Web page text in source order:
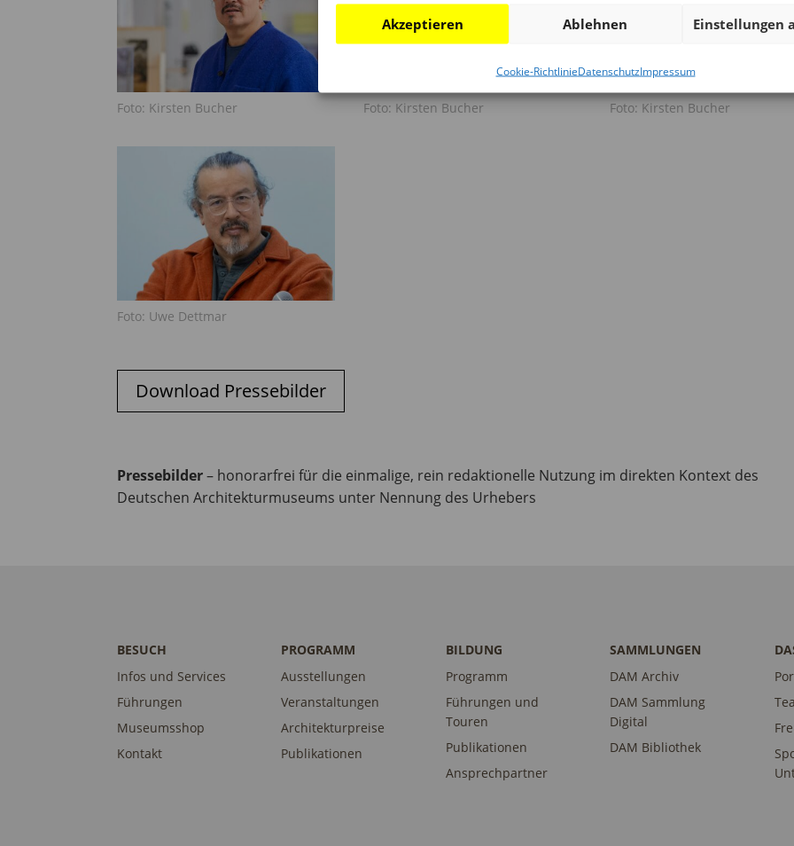
Akzeptieren Ablehnen Einstellungen
Cookie-RichtlinieDatenschutzImpressum
Foto: Kirsten Bucher Foto: Kirsten Bucher Foto: Kirsten Bucher
Foto: Uwe Dettmar
Download Pressebilder
Pressebilder– honorarfrei für die einmalige, rein redaktionelle Nutzung im direkten Kontext des
Deutschen Architekturmuseums unter Nennung des Urhebers
BESUCH
Infos und Services
Führungen
Museumsshop
Kontakt
PROGRAMM
Ausstellungen
Veranstaltungen
Architekturpreise
Publikationen
BILDUNG
Programm
Führungen und
Touren
Publikationen
Ansprechpartner
SAMMLUNGEN
DAM Archiv
DAM Sammlung
Digital
DAM Bibliothek